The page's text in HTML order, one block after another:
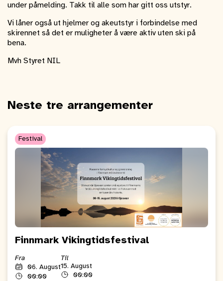
under påmelding. Takk til alle som har gitt oss utstyr.
Vi låner også ut hjelmer og akeutstyr i forbindelse med
skirennet så det er muligheter å være aktiv uten ski på
bena.
Mvh Styret NIL
Neste tre arrangementer
Festival
Finnmark Vikingtidsfestival
Fra
06. August
00:00
Til
15. August
00:00